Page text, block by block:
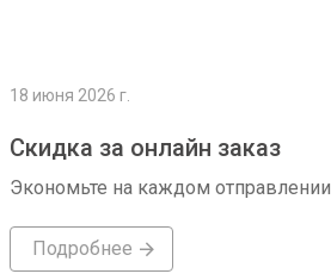
18 июня 2026 г.
Скидка за онлайн заказ
Экономьте на каждом отправлении
Подробнее